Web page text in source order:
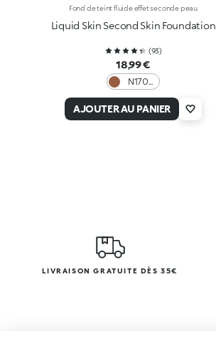
Fond de teint fluide effet seconde peau
Liquid Skin Second Skin Foundation
(93)
18,99 €
N170
AJOUTER AU PANIER
LIVRAISON GRATUITE DÈS 35€